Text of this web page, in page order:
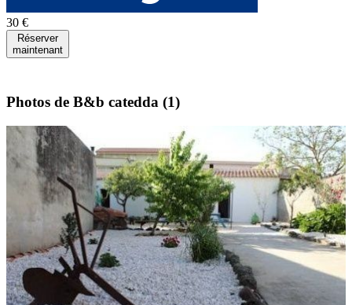
30 €
Réserver
maintenant
Photos de B&b catedda (1)